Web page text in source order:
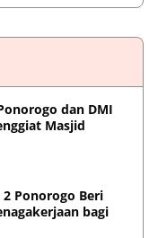
dan DMI
Masjid
2 Ponorogo Beri
bagi